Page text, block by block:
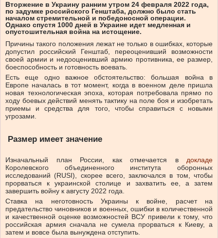
Вторжение в Украину ранним утром 24 февраля 2022 года,
по задумке российского Генштаба, должно было стать
началом стремительной и победоносной операции.
Однако спустя 1000 дней в Украине идет медленная и
опустошительная война на истощение.
Причины такого положения лежат не только в ошибках, которые
допустил российский Генштаб, переоценивший возможности
своей армии и недооценивший армию противника, ее размер,
боеспособность и готовность воевать.
Есть еще одно важное обстоятельство: большая война в
Европе началась в тот момент, когда в военном деле пришла
новая технологическая эпоха, которая потребовала прямо по
ходу боевых действий менять тактику на поле боя и изобретать
приемы и средства для того, чтобы справиться с новыми
угрозами.
Размер имеет значение
Изначальный план России, как отмечается в докладе
Королевского объединенного института оборонных
исследований (RUSI), скорее всего, заключался в том, чтобы
прорваться к украинской столице и захватить ее, а затем
завершить войну к августу 2022 года.
Ставка на неготовность Украины к войне, расчет на
предательство чиновников и военных, ошибки в количественной
и качественной оценке возможностей ВСУ привели к тому, что
российская армия сначала не сумела прорваться к Киеву, а
затем и вовсе была вынуждена отступить.